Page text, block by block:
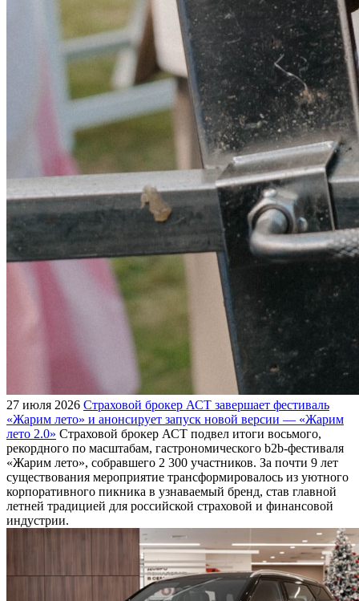
27 июля 2026 Страховой брокер АСТ завершает фестиваль
«Жарим лето» и анонсирует запуск новой версии — «Жарим
лето 2.0» Страховой брокер АСТ подвел итоги восьмого,
рекордного по масштабам, гастрономического b2b-фестиваля
«Жарим лето», собравшего 2 300 участников. За почти 9 лет
существования мероприятие трансформировалось из уютного
корпоративного пикника в узнаваемый бренд, став главной
летней традицией для российской страховой и финансовой
индустрии.